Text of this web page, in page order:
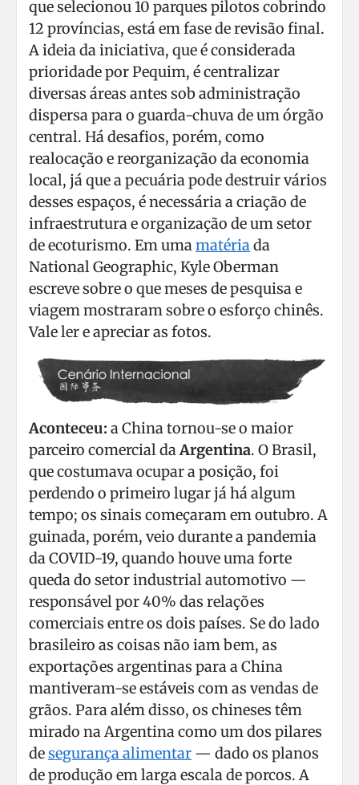
que selecionou 10 parques pilotos cobrindo
12 províncias, está em fase de revisão final.
A ideia da iniciativa, que é considerada
prioridade por Pequim, é centralizar
diversas áreas antes sob administração
dispersa para o guarda-chuva de um órgão
central. Há desafios, porém, como
realocação e reorganização da economia
local, já que a pecuária pode destruir vários
desses espaços, é necessária a criação de
infraestrutura e organização de um setor
de ecoturismo. Em umamatériada
National Geographic, Kyle Oberman
escreve sobre o que meses de pesquisa e
viagem mostraram sobre o esforço chinês.
Vale ler e apreciar as fotos.
Aconteceu: a China tornou-se o maior
parceiro comercial daArgentina. O Brasil,
que costumava ocupar a posição, foi
perdendo o primeiro lugar já há algum
tempo; os sinais começaram em outubro. A
guinada, porém, veio durante a pandemia
da COVID-19, quando houve uma forte
queda do setor industrial automotivo —
responsável por 40% das relações
comerciais entre os dois países. Se do lado
brasileiro as coisas não iam bem, as
exportações argentinas para a China
mantiveram-se estáveis com as vendas de
grãos. Para além disso, os chineses têm
mirado na Argentina como um dos pilares
desegurança alimentar — dado os planos
de produção em larga escala de porcos. A